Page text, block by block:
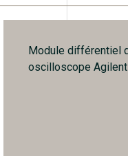
Module différentiel
oscilloscope